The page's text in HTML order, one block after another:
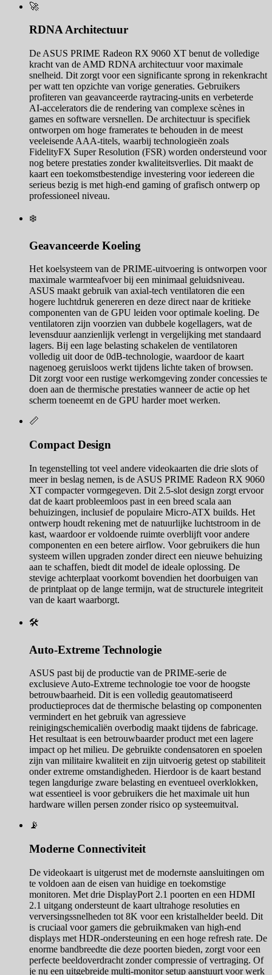
🚀
RDNA Architectuur
De ASUS PRIME Radeon RX 9060 XT benut de volledige
kracht van de AMD RDNA architectuur voor maximale
snelheid. Dit zorgt voor een significante sprong in rekenkracht
per watt ten opzichte van vorige generaties. Gebruikers
profiteren van geavanceerde raytracing-units en verbeterde
AI-accelerators die de rendering van complexe scènes in
games en software versnellen. De architectuur is specifiek
ontworpen om hoge framerates te behouden in de meest
veeleisende AAA-titels, waarbij technologieën zoals
FidelityFX Super Resolution (FSR) worden ondersteund voor
nog betere prestaties zonder kwaliteitsverlies. Dit maakt de
kaart een toekomstbestendige investering voor iedereen die
serieus bezig is met high-end gaming of grafisch ontwerp op
professioneel niveau.
❄️
Geavanceerde Koeling
Het koelsysteem van de PRIME-uitvoering is ontworpen voor
maximale warmteafvoer bij een minimaal geluidsniveau.
ASUS maakt gebruik van axial-tech ventilatoren die een
hogere luchtdruk genereren en deze direct naar de kritieke
componenten van de GPU leiden voor optimale koeling. De
ventilatoren zijn voorzien van dubbele kogellagers, wat de
levensduur aanzienlijk verlengt in vergelijking met standaard
lagers. Bij een lage belasting schakelen de ventilatoren
volledig uit door de 0dB-technologie, waardoor de kaart
nagenoeg geruisloos werkt tijdens lichte taken of browsen.
Dit zorgt voor een rustige werkomgeving zonder concessies te
doen aan de thermische prestaties wanneer de actie op het
scherm toeneemt en de GPU harder moet werken.
📏
Compact Design
In tegenstelling tot veel andere videokaarten die drie slots of
meer in beslag nemen, is de ASUS PRIME Radeon RX 9060
XT compacter vormgegeven. Dit 2.5-slot design zorgt ervoor
dat de kaart probleemloos past in een breed scala aan
behuizingen, inclusief de populaire Micro-ATX builds. Het
ontwerp houdt rekening met de natuurlijke luchtstroom in de
kast, waardoor er voldoende ruimte overblijft voor andere
componenten en een betere airflow. Voor gebruikers die hun
systeem willen upgraden zonder direct een nieuwe behuizing
aan te schaffen, biedt dit model de ideale oplossing. De
stevige achterplaat voorkomt bovendien het doorbuigen van
de printplaat op de lange termijn, wat de structurele integriteit
van de kaart waarborgt.
🛠️
Auto-Extreme Technologie
ASUS past bij de productie van de PRIME-serie de
exclusieve Auto-Extreme technologie toe voor de hoogste
betrouwbaarheid. Dit is een volledig geautomatiseerd
productieproces dat de thermische belasting op componenten
vermindert en het gebruik van agressieve
reinigingschemicaliën overbodig maakt tijdens de fabricage.
Het resultaat is een betrouwbaarder product met een lagere
impact op het milieu. De gebruikte condensatoren en spoelen
zijn van militaire kwaliteit en zijn uitvoerig getest op stabiliteit
onder extreme omstandigheden. Hierdoor is de kaart bestand
tegen langdurige zware belasting en eventueel overklokken,
wat essentieel is voor gebruikers die het maximale uit hun
hardware willen persen zonder risico op systeemuitval.
📡
Moderne Connectiviteit
De videokaart is uitgerust met de modernste aansluitingen om
te voldoen aan de eisen van huidige en toekomstige
monitoren. Met drie DisplayPort 2.1 poorten en een HDMI
2.1 uitgang ondersteunt de kaart ultrahoge resoluties en
verversingssnelheden tot 8K voor een kristalhelder beeld. Dit
is cruciaal voor gamers die gebruikmaken van high-end
displays met HDR-ondersteuning en een hoge refresh rate. De
enorme bandbreedte die deze poorten bieden, zorgt voor een
perfecte beeldoverdracht zonder compressie of vertraging. Of
je nu een uitgebreide multi-monitor setup aanstuurt voor werk